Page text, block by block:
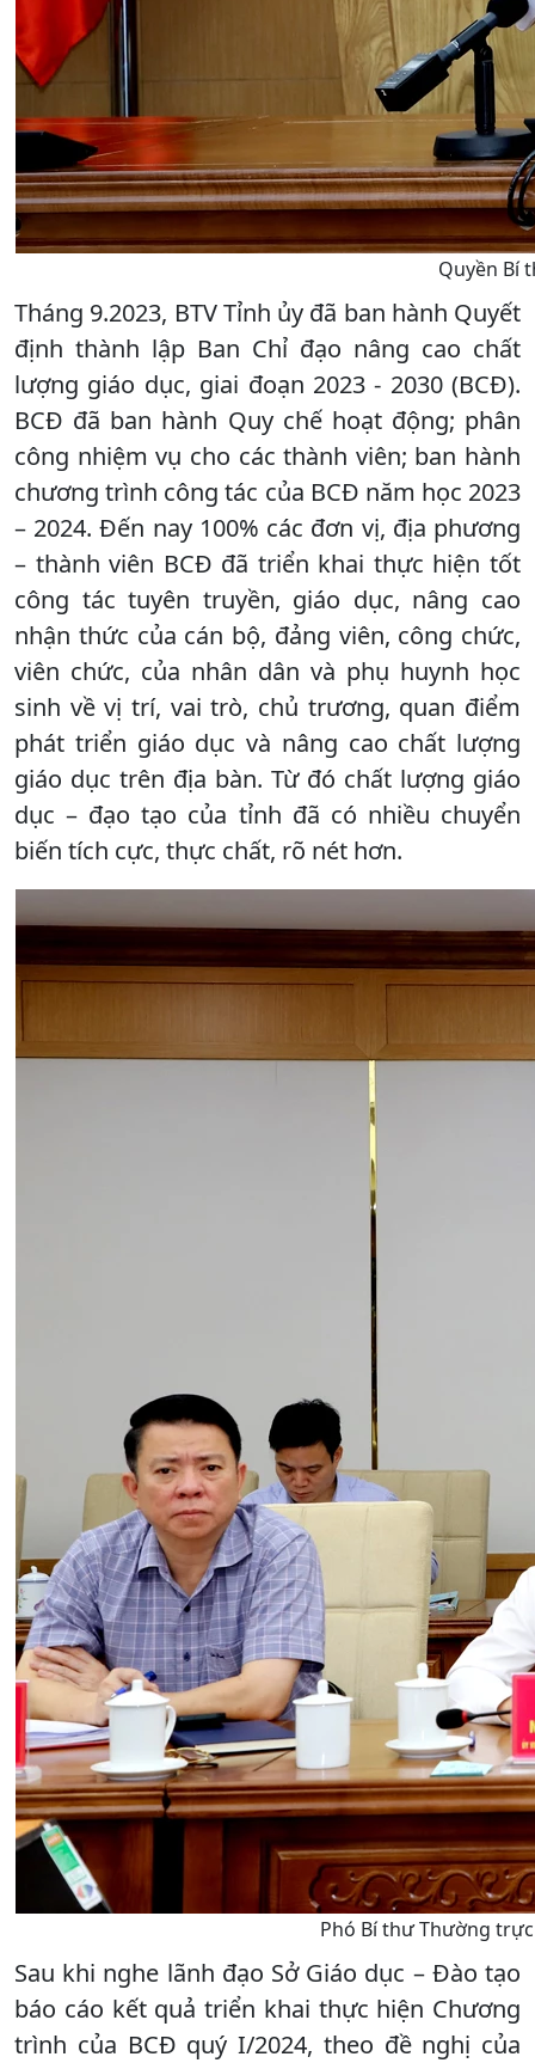
Quyền Bí
Tháng 9.2023, BTV Tỉnh ủy đã ban hành Quyết
định thành lập Ban Chỉ đạo nâng cao chất
lượng giáo dục, giai đoạn 2023 - 2030 (BCĐ).
BCĐ đã ban hành Quy chế hoạt động; phân
công nhiệm vụ cho các thành viên; ban hành
chương trình công tác của BCĐ năm học 2023
– 2024. Đến nay 100% các đơn vị, địa phương
– thành viên BCĐ đã triển khai thực hiện tốt
công tác tuyên truyền, giáo dục, nâng cao
nhận thức của cán bộ, đảng viên, công chức,
viên chức, của nhân dân và phụ huynh học
sinh về vị trí, vai trò, chủ trương, quan điểm
phát triển giáo dục và nâng cao chất lượng
giáo dục trên địa bàn. Từ đó chất lượng giáo
dục – đạo tạo của tỉnh đã có nhiều chuyển
biến tích cực, thực chất, rõ nét hơn.
Phó Bí thư Thường
Sau khi nghe lãnh đạo Sở Giáo dục – Đào tạo
báo cáo kết quả triển khai thực hiện Chương
trình của BCĐ quý I/2024, theo đề nghị của